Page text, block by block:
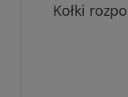
Kołki